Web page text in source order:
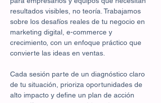
resultados visibles, no teoría. Trabajamos
sobre los desafíos reales de tu negocio en
marketing digital, e-commerce y
crecimiento, con un enfoque práctico que
convierte las ideas en ventas.
Cada sesión parte de un diagnóstico claro
de tu situación, prioriza oportunidades de
alto impacto y define un plan de acción